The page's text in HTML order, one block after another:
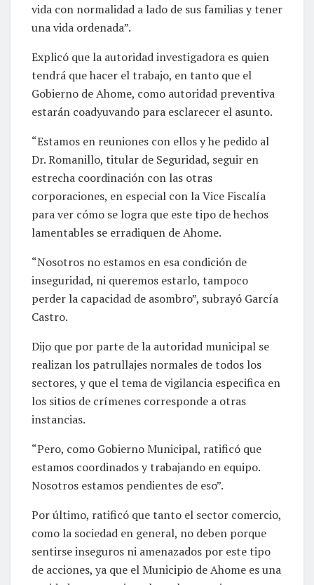
vida con normalidad a lado de sus familias y tener
una vida ordenada”.
Explicó que la autoridad investigadora es quien
tendrá que hacer el trabajo, en tanto que el
Gobierno de Ahome, como autoridad preventiva
estarán coadyuvando para esclarecer el asunto.
“Estamos en reuniones con ellos y he pedido al
Dr. Romanillo, titular de Seguridad, seguir en
estrecha coordinación con las otras
corporaciones, en especial con la Vice Fiscalía
para ver cómo se logra que este tipo de hechos
lamentables se erradiquen de Ahome.
“Nosotros no estamos en esa condición de
inseguridad, ni queremos estarlo, tampoco
perder la capacidad de asombro”, subrayó García
Castro.
Dijo que por parte de la autoridad municipal se
realizan los patrullajes normales de todos los
sectores, y que el tema de vigilancia especifica en
los sitios de crímenes corresponde a otras
instancias.
“Pero, como Gobierno Municipal, ratificó que
estamos coordinados y trabajando en equipo.
Nosotros estamos pendientes de eso”.
Por último, ratificó que tanto el sector comercio,
como la sociedad en general, no deben porque
sentirse inseguros ni amenazados por este tipo
de acciones, ya que el Municipio de Ahome es una